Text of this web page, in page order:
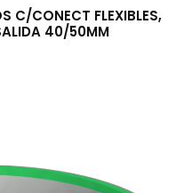
C/CONECT FLEXIBLES,
40/50MM